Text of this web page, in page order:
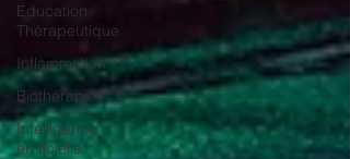
Education
Thérapeutique
Inflammation
Biothérapies
Intelligence
artificielle